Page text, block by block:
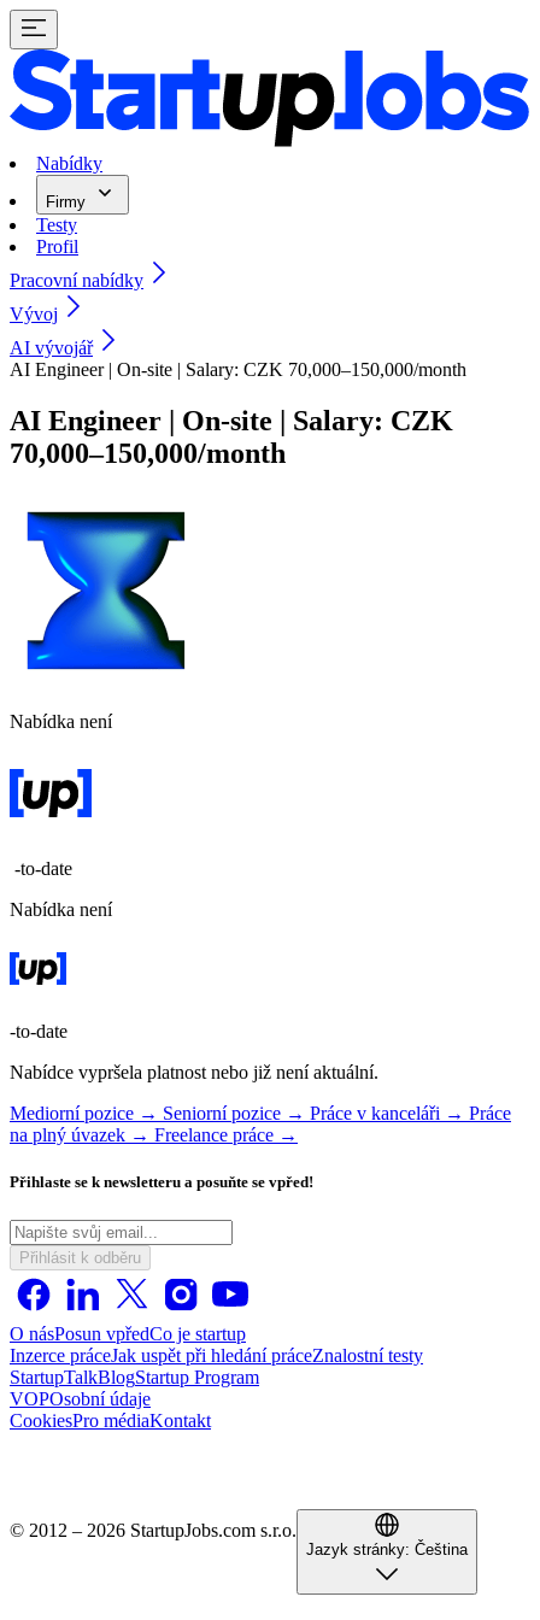
Nabídky
Firmy
Testy
Profil
Pracovní nabídky
Vývoj
AI vývojář
AI Engineer | On-site | Salary: CZK 70,000–150,000/month
AI Engineer | On-site | Salary: CZK
70,000–150,000/month
Nabídka není
-to-date
Nabídka není
-to-date
Nabídce vypršela platnost nebo již není aktuální.
Mediorní pozice → Seniorní pozice → Práce v kanceláři → Práce
na plný úvazek → Freelance práce →
Přihlaste se k newsletteru a posuňte se vpřed!
Přihlásit k odběru
O násPosun vpředCo je startup
Inzerce práceJak uspět při hledání práceZnalostní testy
StartupTalkBlogStartup Program
VOPOsobní údaje
CookiesPro médiaKontakt
© 2012 – 2026 StartupJobs.com s.r.o.
Jazyk stránky: Čeština